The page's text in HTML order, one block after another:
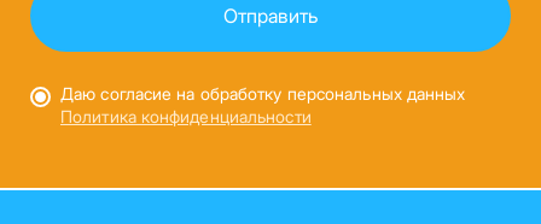
Даю согласие на обработку персональных данных
Политика конфиденциальности